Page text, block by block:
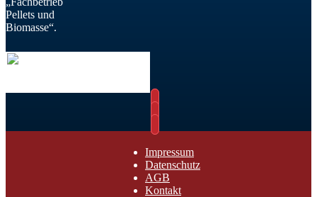
Impressum
Datenschutz
AGB
Kontakt